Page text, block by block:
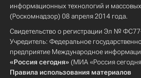
информационных технологий и
(Роскомнадзор) 08 апреля 2014 года.
Свидетельство о регистрации Эл №
Учредитель: Федеральное
предприятие Международное
«Россия сегодня» (МИА «Россия
Правила использования материалов